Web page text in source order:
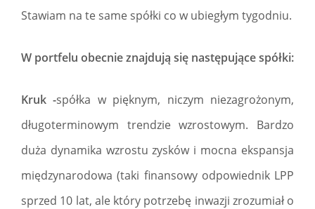
Stawiam na te same spółki co w ubiegłym tygodniu.
W portfelu obecnie znajdują się następujące spółki:
Kruk -spółka w pięknym, niczym niezagrożonym,
długoterminowym trendzie wzrostowym. Bardzo
duża dynamika wzrostu zysków i mocna ekspansja
międzynarodowa (taki finansowy odpowiednik LPP
sprzed 10 lat, ale który potrzebę inwazji zrozumiał o